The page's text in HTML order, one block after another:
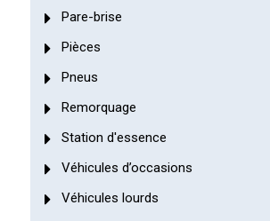
Pare-brise
Pièces
Pneus
Remorquage
Station d'essence
Véhicules d’occasions
Véhicules lourds